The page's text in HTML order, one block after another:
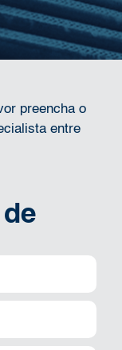
preencha o
entre